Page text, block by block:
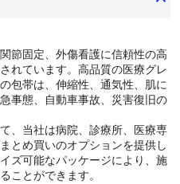
節固定、外傷看護に信頼性の高
れています。高品質の医療グレ
包帯は、伸縮性、通気性、肌に
事態、自動車事故、災害復旧の
、当社は病院、診療所、医療専
とめ買いのオプションを提供し
ズ可能なパッケージにより、施
ことができます。